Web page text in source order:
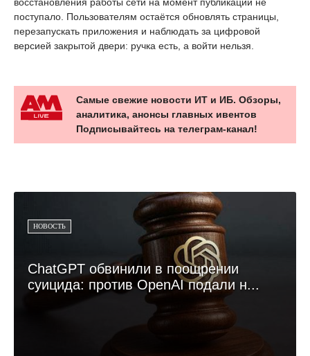
восстановления работы сети на момент публикации не
поступало. Пользователям остаётся обновлять страницы,
перезапускать приложения и наблюдать за цифровой
версией закрытой двери: ручка есть, а войти нельзя.
Самые свежие новости ИТ и ИБ. Обзоры,
аналитика, анонсы главных ивентов
Подписывайтесь на телеграм-канал!
НОВОСТЬ
ChatGPT обвинили в поощрении
суицида: против OpenAI подали н...